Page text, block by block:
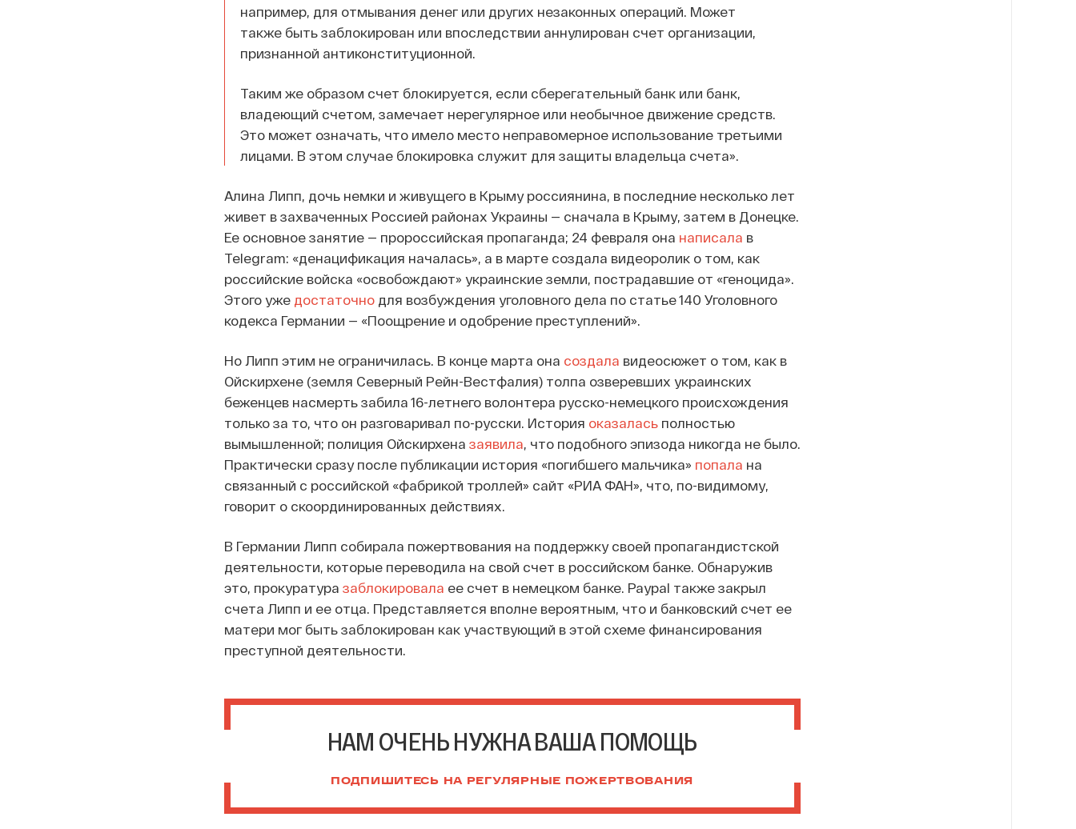
например, для отмывания денег или других незаконных операций. Может
также быть заблокирован или впоследствии аннулирован счет организации,
признанной антиконституционной.
Таким же образом счет блокируется, если сберегательный банк или банк,
владеющий счетом, замечает нерегулярное или необычное движение средств.
Это может означать, что имело место неправомерное использование третьими
лицами. В этом случае блокировка служит для защиты владельца счета».
Алина Липп, дочь немки и живущего в Крыму россиянина, в последние несколько лет
живет в захваченных Россией районах Украины — сначала в Крыму, затем в Донецке.
Ее основное занятие — пророссийская пропаганда; 24 февраля она написала в
Telegram: «денацификация началась», а в марте создала видеоролик о том, как
российские войска «освобождают» украинские земли, пострадавшие от «геноцида».
Этого уже достаточнодля возбуждения уголовного дела по статье 140 Уголовного
кодекса Германии — «Поощрение и одобрение преступлений».
Но Липп этим не ограничилась. В конце марта она создала видеосюжет о том, как в
Ойскирхене (земля Северный Рейн-Вестфалия) толпа озверевших украинских
беженцев насмерть забила 16-летнего волонтера русско-немецкого происхождения
только за то, что он разговаривал по-русски. История оказаласьполностью
вымышленной; полиция Ойскирхена заявила, что подобного эпизода никогда не было.
Практически сразу после публикации история «погибшего мальчика» попала на
связанный с российской «фабрикой троллей» сайт «РИА ФАН», что, по-видимому,
говорит о скоординированных действиях.
В Германии Липп собирала пожертвования на поддержку своей пропагандистской
деятельности, которые переводила на свой счет в российском банке. Обнаружив
это, прокуратура заблокировала ее счет в немецком банке. Paypal также закрыл
счета Липп и ее отца. Представляется вполне вероятным, что и банковский счет ее
матери мог быть заблокирован как участвующий в этой схеме финансирования
преступной деятельности.
НАМ ОЧЕНЬ НУЖНА ВАША ПОМОЩЬ
ПОДПИШИТЕСЬ НА РЕГУЛЯРНЫЕ ПОЖЕРТВОВАНИЯ